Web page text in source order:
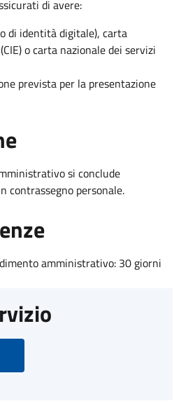
di avere:
di identità digitale), carta
o carta nazionale dei servizi
prevista per la presentazione
si conclude
contrassegno personale.
amministrativo: 30 giorni